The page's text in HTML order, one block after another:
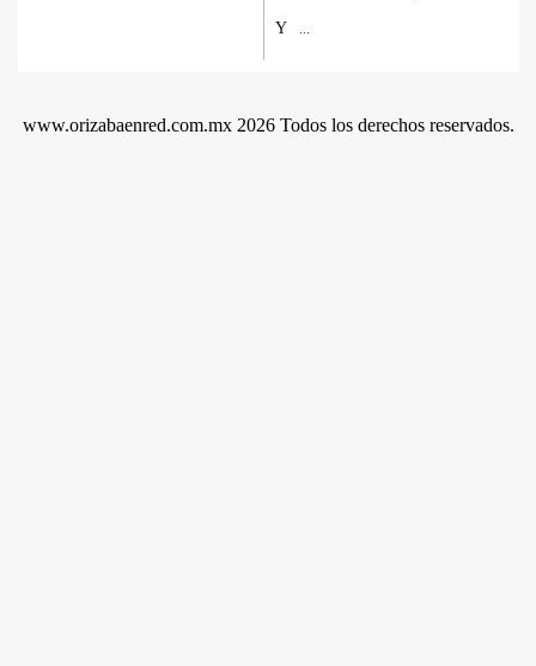
Y
www.orizabaenred.com.mx 2026 Todos los derechos reservados.